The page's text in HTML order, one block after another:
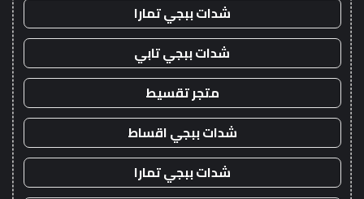
شدات ببجي تمارا
شدات ببجي تابي
متجر تقسيط
شدات ببجي اقساط
شدات ببجي تمارا